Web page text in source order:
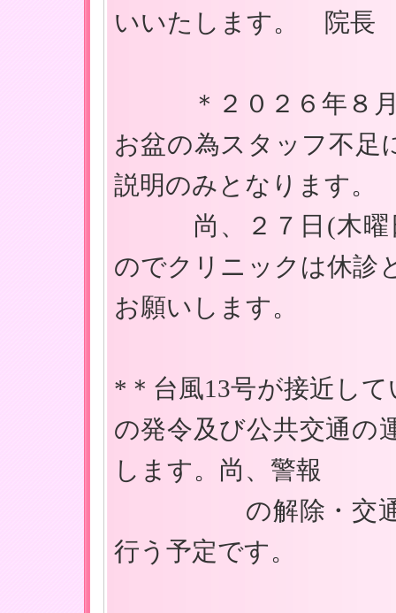
いいたします。 院長
＊２０２６年８月
お盆の為スタッフ不足
説明のみとなります。
尚、２７日(木曜日
のでクリニックは休診
お願いします。
*＊台風13号が接近し
の発令及び公共交通の
します。尚、警報
の解除・交通機
行う予定です。